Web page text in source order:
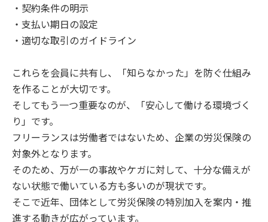
・契約条件の明示
・支払い期日の設定
・適切な取引のガイドライン
これらを会員に共有し、「知らなかった」を防ぐ仕組み
を作ることが大切です。
そしてもう一つ重要なのが、「安心して働ける環境づく
り」です。
フリーランスは労働者ではないため、企業の労災保険の
対象外となります。
そのため、万が一の事故やケガに対して、十分な備えが
ない状態で働いている方も多いのが現状です。
そこで近年、団体として労災保険の特別加入を案内・推
進する動きが広がっています。